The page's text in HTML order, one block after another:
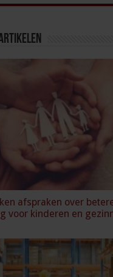
afspraken over
voor kinderen en